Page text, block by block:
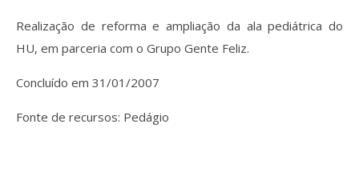
Realização de reforma e ampliação da ala pediátrica do
HU, em parceria com o Grupo Gente Feliz.
Concluído em 31/01/2007
Fonte de recursos: Pedágio